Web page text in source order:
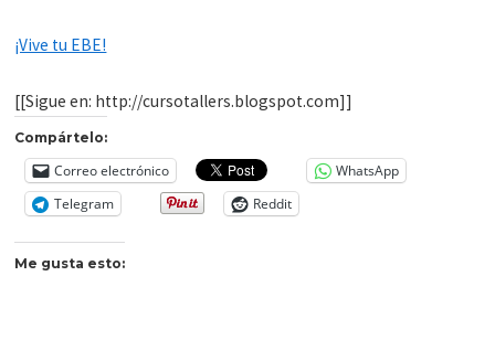
¡Vive tu EBE!
[[Sigue en: http://cursotallers.blogspot.com]]
Compártelo:
Correo electrónico
WhatsApp
Telegram
Reddit
Me gusta esto: